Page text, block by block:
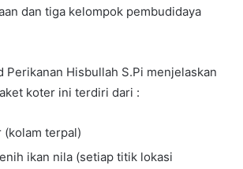
dan tiga kelompok pembudidaya
Perikanan Hisbullah S.Pi menjelaskan
koter ini terdiri dari :
(kolam terpal)
ikan nila (setiap titik lokasi